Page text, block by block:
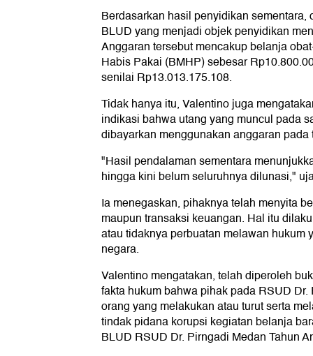
Berdasarkan hasil penyidikan
BLUD yang menjadi objek penyidikan
Anggaran tersebut mencakup belanja
Habis Pakai (BMHP) sebesar
senilai Rp13.013.175.108.
Tidak hanya itu, Valentino juga
indikasi bahwa utang yang muncul pada
dibayarkan menggunakan anggaran pada
"Hasil pendalaman sementara
hingga kini belum seluruhnya dilunasi,"
Ia menegaskan, pihaknya telah menyita
maupun transaksi keuangan. Hal itu
atau tidaknya perbuatan melawan hukum
negara.
Valentino mengatakan, telah diperoleh
fakta hukum bahwa pihak pada RSUD
orang yang melakukan atau turut serta
tindak pidana korupsi kegiatan belanja
BLUD RSUD Dr. Pirngadi Medan Tahun